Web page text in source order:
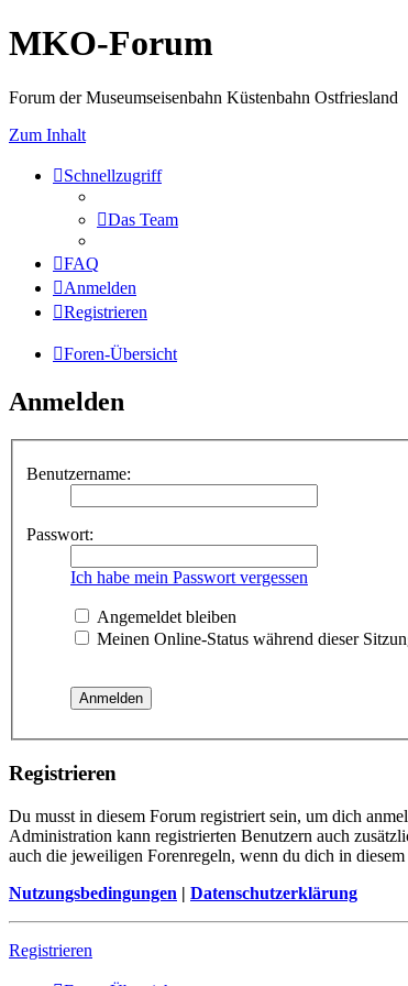
MKO-Forum
Forum der Museumseisenbahn Küstenbahn Ostfriesland
Zum Inhalt
Schnellzugriff
Das Team
FAQ
Anmelden
Registrieren
Foren-Übersicht
Anmelden
Benutzername:
Passwort:
Ich habe mein Passwort vergessen
Angemeldet bleiben
Meinen Online-Status während dieser
Registrieren
Du musst in diesem Forum registriert sein, um dich
Administration kann registrierten Benutzern auch
auch die jeweiligen Forenregeln, wenn du dich in
Nutzungsbedingungen | Datenschutzerklärung
Registrieren